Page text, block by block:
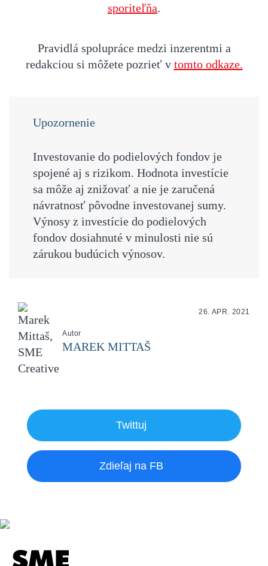
sporiteľňa.
Pravidlá spolupráce medzi inzerentmi a
redakciou si môžete pozrieť v tomto odkaze.
Upozornenie
Investovanie do podielových fondov je
spojené aj s rizikom. Hodnota investície
sa môže aj znižovať a nie je zaručená
návratnosť pôvodne investovanej sumy.
Výnosy z investície do podielových
fondov dosiahnuté v minulosti nie sú
zárukou budúcich výnosov.
Autor
MAREK MITTAŠ
26. APR. 2021
Twittuj
Zdieľaj na FB